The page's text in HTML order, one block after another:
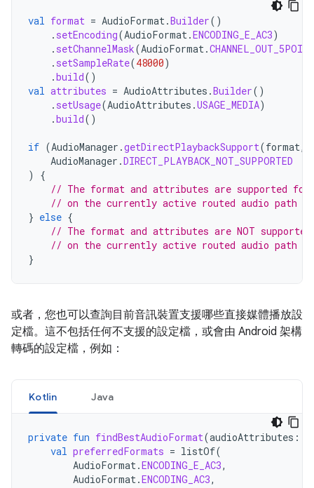
val format = AudioFormat.Builder()
. setEncoding(AudioFormat.ENCODING_E_AC3)
. setChannelMask(AudioFormat.
. setSampleRate(48000)
.build()
val attributes = AudioAttributes .Builder()
. setUsage(AudioAttributes .USAGE_MEDIA)
.build()
if (AudioManager .getDirectPlaybackSupport(format,
AudioManager .DIRECT_PLAYBACK_NOT_SUPPORTED
)
{
// The format and attributes are supported for
// on the currently active routed audio path
} else {
// The format and attributes are NOT
// on the currently active routed audio path
}
或者，您也可以查詢目前音訊裝置支援哪些直接媒體播放設
定檔。這不包括任何不支援的設定檔，或會由 Android 架構
轉碼的設定檔，例如：
Kotlin Java
private fun findBestAudioFormat(audioAttributes :
val preferredFormats = listOf(
AudioFormat.ENCODING_E_AC3,
AudioFormat.ENCODING_AC3,